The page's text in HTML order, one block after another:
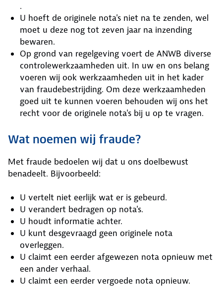
.
U hoeft de originele nota's niet na te zenden, wel
moet u deze nog tot zeven jaar na inzending
bewaren.
Op grond van regelgeving voert de ANWB diverse
controlewerkzaamheden uit. In uw en ons belang
voeren wij ook werkzaamheden uit in het kader
van fraudebestrijding. Om deze werkzaamheden
goed uit te kunnen voeren behouden wij ons het
recht voor de originele nota's bij u op te vragen.
Wat noemen wij fraude?
Met fraude bedoelen wij dat u ons doelbewust
benadeelt. Bijvoorbeeld:
U vertelt niet eerlijk wat er is gebeurd.
U verandert bedragen op nota's.
U houdt informatie achter.
U kunt desgevraagd geen originele nota
overleggen.
U claimt een eerder afgewezen nota opnieuw met
een ander verhaal.
U claimt een eerder vergoede nota opnieuw.